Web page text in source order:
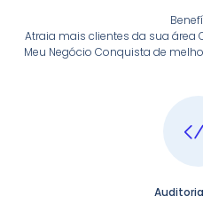
Atraia mais clientes da sua área
Meu Negócio Conquista de
Auditoria